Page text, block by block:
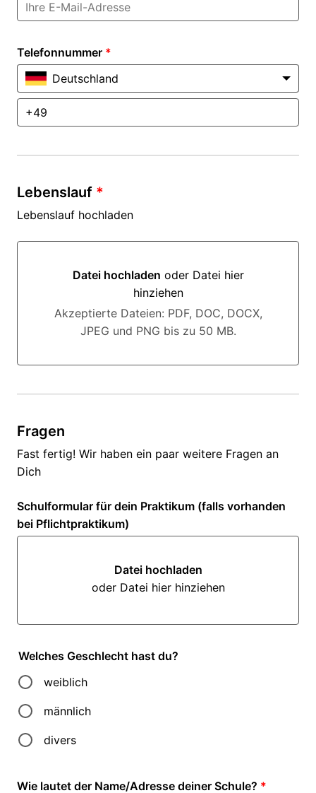
Telefonnummer *
Deutschland
Lebenslauf *
Lebenslauf hochladen
Datei hochladen oder Datei hier
hinziehen
Datei hochladen oder Datei hier hinziehen
Akzeptierte Dateien: PDF, DOC, DOCX,
JPEG und PNG bis zu 50 MB.
Fragen
Fast fertig! Wir haben ein paar weitere Fragen an
Dich
Schulformular für dein Praktikum (falls vorhanden
bei Pflichtpraktikum)
Datei hochladen
oder Datei hier hinziehen
Welches Geschlecht hast du?
weiblich
männlich
divers
Wie lautet der Name/Adresse deiner Schule? *